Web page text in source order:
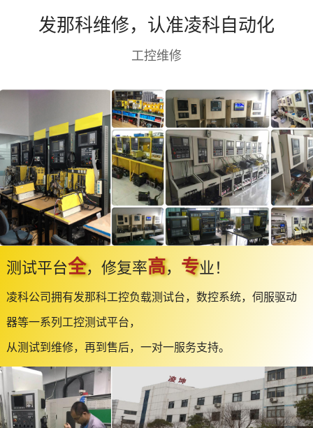
发那科维修，认准凌科自动化
工控维修
测试平台全，修复率高， 专业！
凌科公司拥有发那科工控负载测试台，数控系统，伺服驱动
器等一系列工控测试平台，
从测试到维修，再到售后，一对一服务支持。